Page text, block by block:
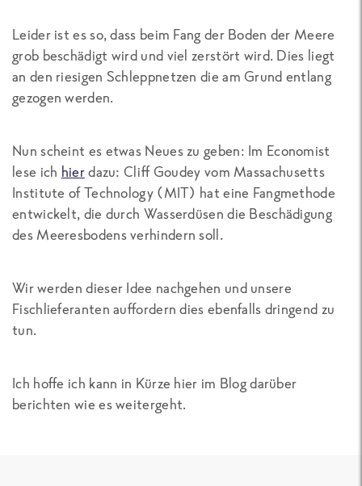
Leider ist es so, dass beim Fang der Boden der Meere
grob beschädigt wird und viel zerstört wird. Dies liegt
an den riesigen Schleppnetzen die am Grund entlang
gezogen werden.
Nun scheint es etwas Neues zu geben: Im Economist
lese ich hierdazu: Cliff Goudey vom Massachusetts
Institute of Technology (MIT) hat eine Fangmethode
entwickelt, die durch Wasserdüsen die Beschädigung
des Meeresbodens verhindern soll.
Wir werden dieser Idee nachgehen und unsere
Fischlieferanten auffordern dies ebenfalls dringend zu
tun.
Ich hoffe ich kann in Kürze hier im Blog darüber
berichten wie es weitergeht.